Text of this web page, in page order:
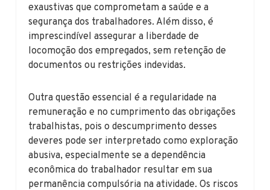
exaustivas que comprometam a saúde e a
segurança dos trabalhadores. Além disso, é
imprescindível assegurar a liberdade de
locomoção dos empregados, sem retenção de
documentos ou restrições indevidas.
Outra questão essencial é a regularidade na
remuneração e no cumprimento das obrigações
trabalhistas, pois o descumprimento desses
deveres pode ser interpretado como exploração
abusiva, especialmente se a dependência
econômica do trabalhador resultar em sua
permanência compulsória na atividade. Os riscos